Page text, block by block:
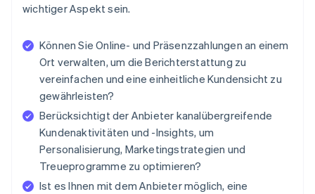
wichtiger Aspekt sein.
Können Sie Online- und Präsenzzahlungen an einem
Ort verwalten, um die Berichterstattung zu
vereinfachen und eine einheitliche Kundensicht zu
gewährleisten?
Berücksichtigt der Anbieter kanalübergreifende
Kundenaktivitäten und -Insights, um
Personalisierung, Marketingstrategien und
Treueprogramme zu optimieren?
Ist es Ihnen mit dem Anbieter möglich, eine